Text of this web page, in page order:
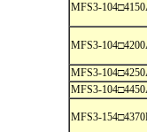
MFS3-
MFS3-
MFS3-
MFS3-
MFS3-